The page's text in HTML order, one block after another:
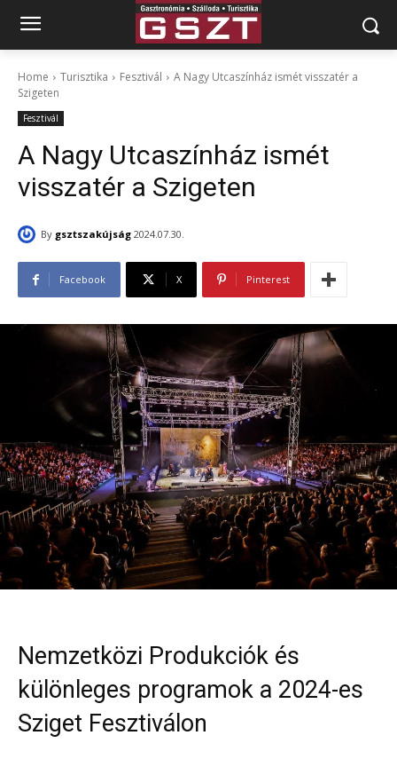
Home Turisztika Fesztivál
A Nagy Utcaszínház ismét visszatér a
Szigeten
Fesztivál
A Nagy Utcaszínház ismét
visszatér a Szigeten
By gsztszakújság 2024.07.30.
Facebook X Pinterest
Nemzetközi Produkciók és
különleges programok a 2024-es
Sziget Fesztiválon